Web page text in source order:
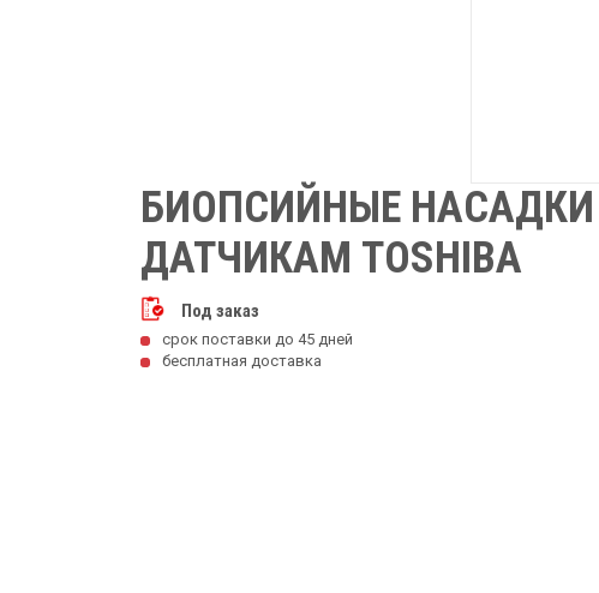
БИОПСИЙНЫЕ
ДАТЧИКАМ TOSHIBA
Под заказ
срок поставки до 45 дней
бесплатная доставка